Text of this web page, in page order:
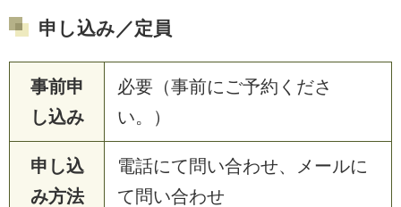
申し込み／定員
事前申
し込み
必要（事前にご予約くださ
い。）
申し込
み方法
電話にて問い合わせ、メールに
て問い合わせ